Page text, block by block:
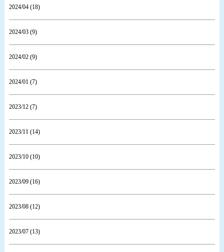
2024/04 (18)
2024/03 (9)
2024/02 (9)
2024/01 (7)
2023/12 (7)
2023/11 (14)
2023/10 (10)
2023/09 (16)
2023/08 (12)
2023/07 (13)